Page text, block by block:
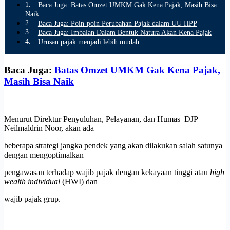
Baca Juga: Batas Omzet UMKM Gak Kena Pajak, Masih Bisa
Naik
Baca Juga: Poin-poin Perubahan Pajak dalam UU HPP
Baca Juga: Imbalan Dalam Bentuk Natura Akan Kena Pajak
Urusan pajak menjadi lebih mudah
Baca Juga: Batas Omzet UMKM Gak Kena Pajak,
Masih Bisa Naik
Menurut Direktur Penyuluhan, Pelayanan, dan Humas DJP
Neilmaldrin Noor, akan ada
beberapa strategi jangka pendek yang akan dilakukan salah satunya
dengan mengoptimalkan
pengawasan terhadap wajib pajak dengan kekayaan tinggi atau high
wealth individual (HWI) dan
wajib pajak grup.